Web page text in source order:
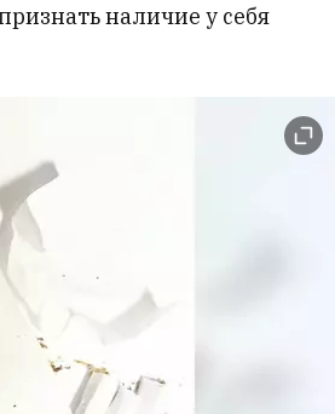
наличие у себя